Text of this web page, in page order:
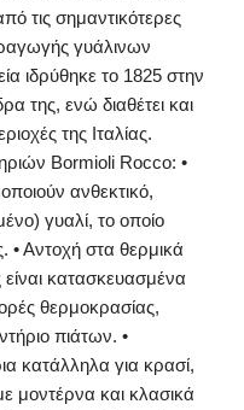
τις σημαντικότερες
γυάλινων
ιδρύθηκε το 1825 στην
της, ενώ διαθέτει και
της Ιταλίας.
Bormioli Rocco: •
ανθεκτικό,
γυαλί, το οποίο
• Αντοχή στα θερμικά
κατασκευασμένα
θερμοκρασίας,
πιάτων. •
κατάλληλα για κρασί,
μοντέρνα και κλασικά